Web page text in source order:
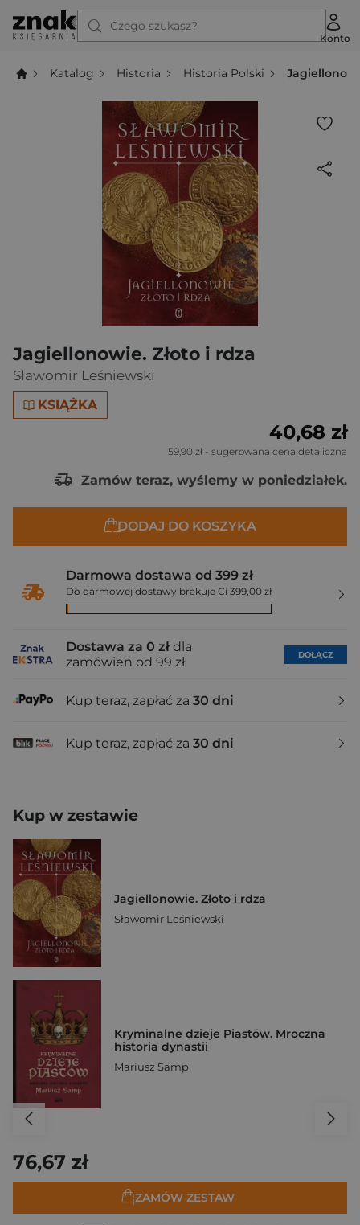
Czego szukasz?
Konto
Katalog Historia Historia Polski
Jagiellonowie. Złoto i rdza
Sławomir Leśniewski
KSIĄŻKA
40,68 zł
59,90 zł - sugerowana cena detaliczna
Zamów teraz, wyślemy w poniedziałek.
DODAJ DO KOSZYKA
Darmowa dostawa od 399 zł
Do darmowej dostawy brakuje Ci 399,00 zł
Dostawa za 0 zł dla
zamówień od 99 zł
DOŁĄCZ
Kup teraz, zapłać za 30 dni
Kup teraz, zapłać za 30 dni
Kup w zestawie
Jagiellonowie. Złoto i rdza
Sławomir Leśniewski
Kryminalne dzieje Piastów. Mroczna
historia dynastii
Mariusz Samp
76,67 zł
ZAMÓW ZESTAW